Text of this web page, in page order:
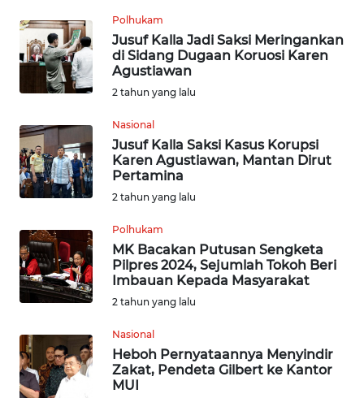
Polhukam
Jusuf Kalla Jadi Saksi Meringankan
di Sidang Dugaan Koruosi Karen
Agustiawan
2 tahun yang lalu
Nasional
Jusuf Kalla Saksi Kasus Korupsi
Karen Agustiawan, Mantan Dirut
Pertamina
2 tahun yang lalu
Polhukam
MK Bacakan Putusan Sengketa
Pilpres 2024, Sejumlah Tokoh Beri
Imbauan Kepada Masyarakat
2 tahun yang lalu
Nasional
Heboh Pernyataannya Menyindir
Zakat, Pendeta Gilbert ke Kantor
MUI
TINGGI
WN
PAKPAK
WN
KARAWANG
WN
WN
BOGOR
WN
TAPANULI